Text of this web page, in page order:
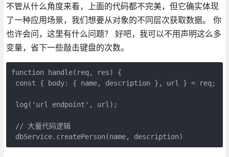
不管从什么角度来看，上面的代码都不完美，但它确实体现
了一种应用场景，我们想要从对象的不同层次获取数据。 你
也许会问，这里有什么问题？ 好吧，我可以不用声明这么多
变量，省下一些敲击键盘的次数。
function handle(req, res) {
const { body: { name, description }, url } = req;
log('url endpoint', url);
// 大量代码逻辑
dbService.createPerson(name, description)